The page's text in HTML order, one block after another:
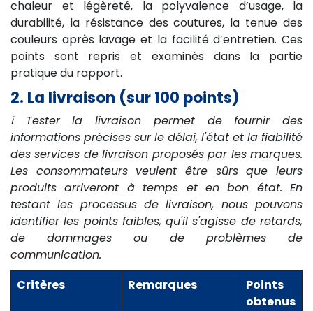
chaleur et légèreté, la polyvalence d’usage, la
durabilité, la résistance des coutures, la tenue des
couleurs après lavage et la facilité d’entretien. Ces
points sont repris et examinés dans la partie
pratique du rapport.
2. La livraison (sur 100 points)
ℹ️ Tester la livraison permet de fournir des
informations précises sur le délai, l'état et la fiabilité
des services de livraison proposés par les marques.
Les consommateurs veulent être sûrs que leurs
produits arriveront à temps et en bon état. En
testant les processus de livraison, nous pouvons
identifier les points faibles, qu'il s'agisse de retards,
de dommages ou de problèmes de
communication.
Critères
Remarques
Points
obtenus